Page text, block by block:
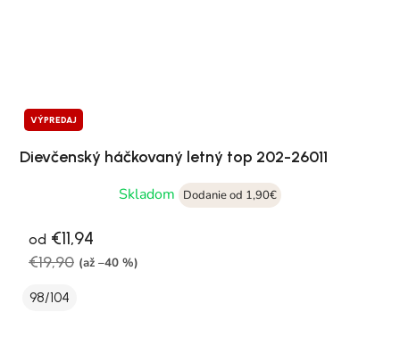
VÝPREDAJ
Dievčenský háčkovaný letný top 202-26011
Skladom
Dodanie od 1,90€
od €11,94
€19,90 (až –40 %)
98/104